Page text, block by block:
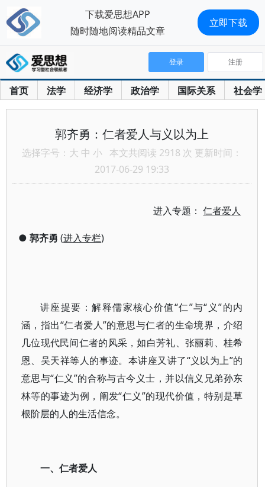
首页 法学 经济学 政治学 国际关系 社会学
登录 注册
郭齐勇：仁者爱人与义以为上
选择字号： 大 中 小 本文共阅读 2918 次 更新时间：
2017-06-29 19:33
进入专题：仁者爱人
● 郭齐勇 (进入专栏)
讲座提要：解释儒家核心价值“仁”与“义”的内
涵，指出“仁者爱人”的意思与仁者的生命境界，介绍
几位现代民间仁者的风采，如白芳礼、张丽莉、桂希
恩、吴天祥等人的事迹。本讲座又讲了“义以为上”的
意思与“仁义”的合称与古今义士，并以信义兄弟孙东
林等的事迹为例，阐发“仁义”的现代价值，特别是草
根阶层的人的生活信念。
一、仁者爱人
下载爱思想APP
随时随地阅读精品文章
立即下载